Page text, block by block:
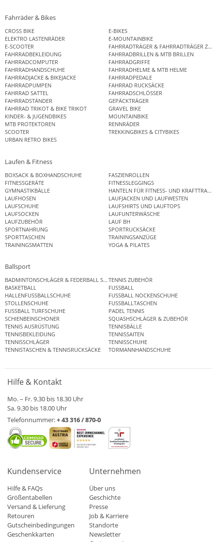
Fahrräder & Bikes
CROSS BIKE
E-BIKES
ELEKTRO LASTENRÄDER
E-MOUNTAINBIKE
E-SCOOTER
FAHRRADTRÄGER & FAHRRADTRÄGER
FAHRRADBEKLEIDUNG
FAHRRADBRILLEN & MTB BRILLEN
FAHRRADCOMPUTER
FAHRRADGRIFFE
FAHRRADHANDSCHUHE
FAHRRADHELME & MTB HELME
FAHRRADJACKE & BIKEJACKE
FAHRRADPEDALE
FAHRRADPUMPEN
FAHRRAD RUCKSÄCKE
FAHRRAD SATTEL
FAHRRADSCHLÖSSER
FAHRRADSTÄNDER
GEPÄCKTRÄGER
FAHRRAD TRIKOT & BIKE TRIKOT
GRAVEL BIKE
KINDER- & JUGENDBIKES
MOUNTAINBIKE
MTB PROTEKTOREN
RENNRÄDER
SCOOTER
TREKKINGBIKES & CITYBIKES
URBAN RETRO BIKES
Laufen & Fitness
BOXSACK & BOXHANDSCHUHE
FASZIENROLLEN
FITNESSGERÄTE
FITNESSLEGGINGS
GYMNASTIKBÄLLE
HANTELN FÜR FITNESS- UND
LAUFHOSEN
LAUFJACKEN UND LAUFWESTEN
LAUFSCHUHE
LAUFSHIRTS UND LAUFTOPS
LAUFSOCKEN
LAUFUNTERWÄSCHE
LAUFZUBEHÖR
LAUF BH
SPORTNAHRUNG
SPORTRUCKSÄCKE
SPORTTASCHEN
TRAININGSANZÜGE
TRAININGSMATTEN
YOGA & PILATES
Ballsport
BADMINTONSCHLÄGER & FEDERBALL SETSTENNIS ZUBEHÖR
BASKETBALL
FUSSBALL
HALLENFUSSBALLSCHUHE
FUSSBALL NOCKENSCHUHE
STOLLENSCHUHE
FUSSBALLTASCHEN
FUSSBALL TURFSCHUHE
PADEL TENNIS
SCHIENBEINSCHONER
SQUASHSCHLÄGER & ZUBEHÖR
TENNIS AUSRÜSTUNG
TENNISBÄLLE
TENNISBEKLEIDUNG
TENNISSAITEN
TENNISSCHLÄGER
TENNISSCHUHE
TENNISTASCHEN & TENNISRUCKSÄCKE
TORMANNHANDSCHUHE
Hilfe & Kontakt
Mo. – Fr. 9.30 bis 18.30 Uhr
Sa. 9.30 bis 18.00 Uhr
Telefonnummer:+ 43 316 / 870-0
Kundenservice
Hilfe & FAQs
Größentabellen
Versand & Lieferung
Retouren
Gutscheinbedingungen
Geschenkkarten
Unternehmen
Über uns
Geschichte
Presse
Job & Karriere
Standorte
Newsletter